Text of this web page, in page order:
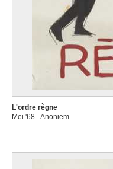
L'ordre règne
Mei '68 - Anoniem